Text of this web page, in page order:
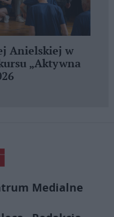
Anielskiej w
„Aktywna
Medialne